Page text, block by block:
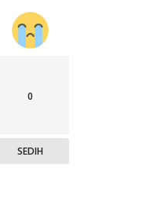
0
SEDIH